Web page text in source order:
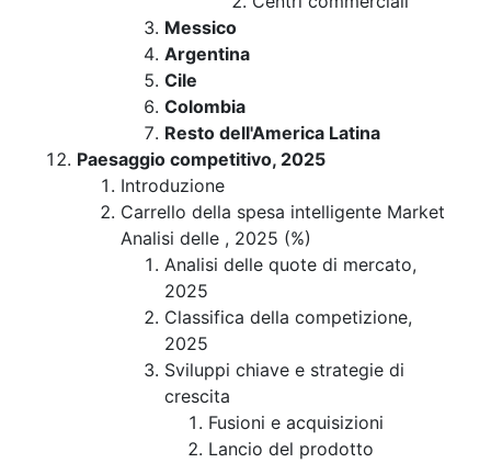
Messico
Argentina
Cile
Colombia
Resto dell'America Latina
Paesaggio competitivo, 2025
Introduzione
Carrello della spesa intelligente Market
Analisi delle , 2025 (%)
Analisi delle quote di mercato,
2025
Classifica della competizione,
2025
Sviluppi chiave e strategie di
crescita
Fusioni e acquisizioni
Lancio del prodotto